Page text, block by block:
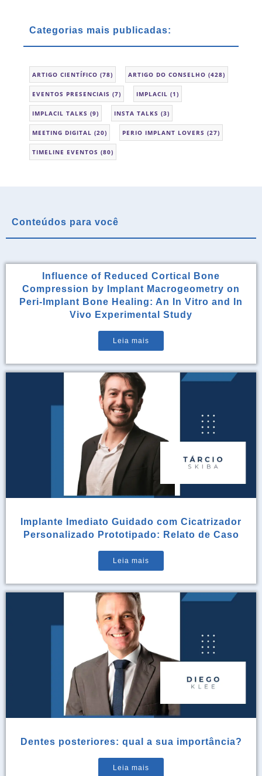
Categorias mais publicadas:
ARTIGO CIENTÍFICO (78) ARTIGO DO CONSELHO (428)
EVENTOS PRESENCIAIS (7) IMPLACIL (1)
IMPLACIL TALKS (9) INSTA TALKS (3)
MEETING DIGITAL (20) PERIO IMPLANT LOVERS (27)
TIMELINE EVENTOS (80)
Conteúdos para você
Influence of Reduced Cortical Bone
Compression by Implant Macrogeometry on
Peri-Implant Bone Healing: An In Vitro and In
Vivo Experimental Study
Leia mais
Implante Imediato Guidado com Cicatrizador
Personalizado Prototipado: Relato de Caso
Leia mais
Dentes posteriores: qual a sua importância?
Leia mais